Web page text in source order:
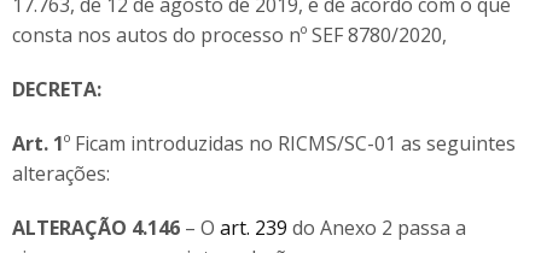
consta nos autos do processo nº SEF 8780/2020,
DECRETA:
Art. 1º Ficam introduzidas no RICMS/SC-01 as seguintes
alterações:
ALTERAÇÃO 4.146 – O art. 239 do Anexo 2 passa a